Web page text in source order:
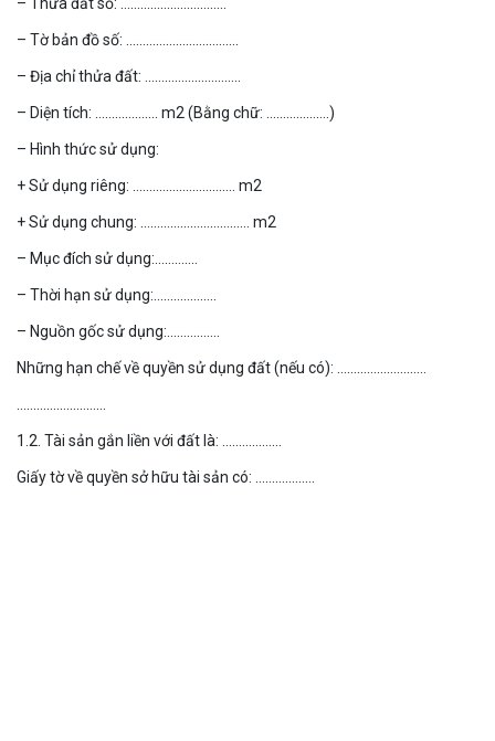
– Tờ bản đồ số: …………………………….
– Địa chỉ thửa đất: ………………………..
– Diện tích: ………………. m2 (Bằng chữ: ……………….)
– Hình thức sử dụng:
+ Sử dụng riêng: …………………………. m2
+ Sử dụng chung: …………………………… m2
– Mục đích sử dụng:………….
– Thời hạn sử dụng:……………….
– Nguồn gốc sử dụng:…………….
Những hạn chế về quyền sử dụng đất (nếu có): ………………………
1.2. Tài sản gắn liền với đất là: ………………
Giấy tờ về quyền sở hữu tài sản có: ………………